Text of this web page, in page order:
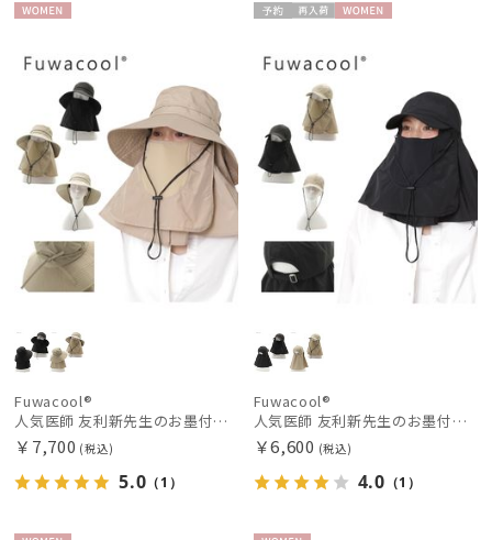
N
Fuwacool®
人気医師 友利新先生のお墨付き！【遮光100％帽子】フワクール® (Fuwacool®) 日差しを完全遮断サファリハット 遮光100 UV100
￥7,700 (税込)
5.0 （1）
Fuwacool®
人気医師 友利新先生のお墨付き！【遮光100％帽子】フワクール® (Fuwacool®) 日差しを完全遮断ガードキャップ 遮光100 UV100
￥6,600 (税込)
4.0 （1）